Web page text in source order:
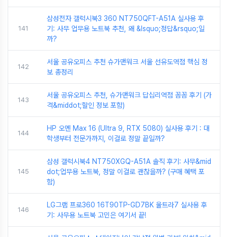
141
삼성전자 갤럭시북3 360 NT750QFT-A51A 실사용 후
기: 사무 업무용 노트북 추천, 왜 &lsquo;정답&rsquo;일
까?
142
서울 공유오피스 추천 슈가맨워크 서울 선유도역점 핵심 정
보 총정리
143
서울 공유오피스 추천, 슈가맨워크 답십리역점 꼼꼼 후기 (가
격&middot;할인 정보 포함)
144
HP 오멘 Max 16 (Ultra 9, RTX 5080) 실사용 후기 : 대
학생부터 전문가까지, 이걸로 정말 끝일까?
145
삼성 갤럭시북4 NT750XGQ-A51A 솔직 후기: 사무&mid
dot;업무용 노트북, 정말 이걸로 괜찮을까? (구매 혜택 포
함)
146
LG그램 프로360 16T90TP-GD7BK 울트라7 실사용 후
기: 사무용 노트북 고민은 여기서 끝!